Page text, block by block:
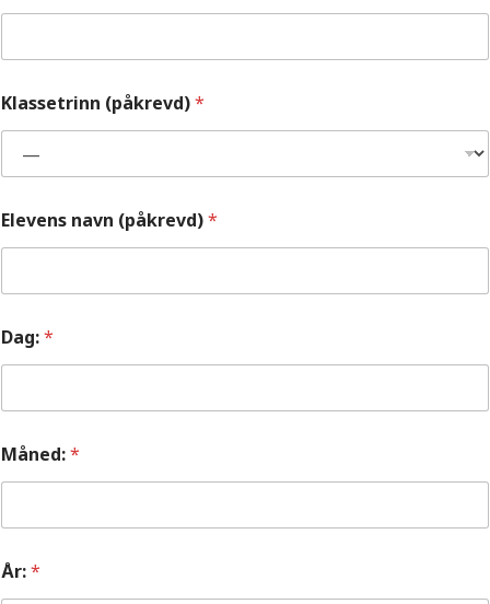
Klassetrinn (påkrevd)*
Elevens navn (påkrevd)*
Dag:*
Måned:*
År:*